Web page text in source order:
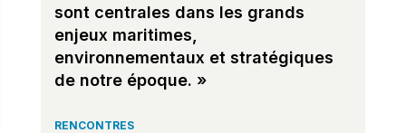
sont centrales dans les grands
enjeux maritimes,
environnementaux et stratégiques
de notre époque. »
RENCONTRES